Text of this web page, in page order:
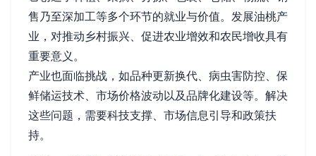
售乃至深加工等多个环节的就业与价值。发展油桃产
业，对推动乡村振兴、促进农业增效和农民增收具有
重要意义。
产业也面临挑战，如品种更新换代、病虫害防控、保
鲜储运技术、市场价格波动以及品牌化建设等。解决
这些问题，需要科技支撑、市场信息引导和政策扶
持。